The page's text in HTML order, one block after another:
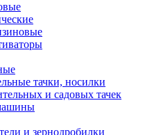
тачки, носилки
и садовых тачек
и зернодробилки